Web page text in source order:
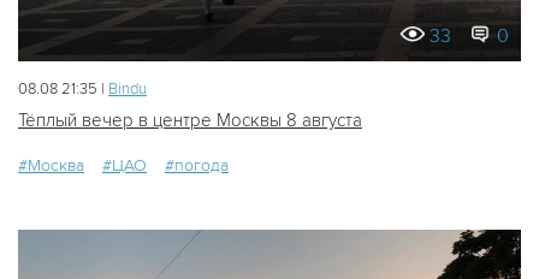
33 0
08.08 21:35 | Bindu
Тёплый вечер в центре Москвы 8 августа
#Москва #ЦАО #погода